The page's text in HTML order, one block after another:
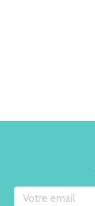
Votre email